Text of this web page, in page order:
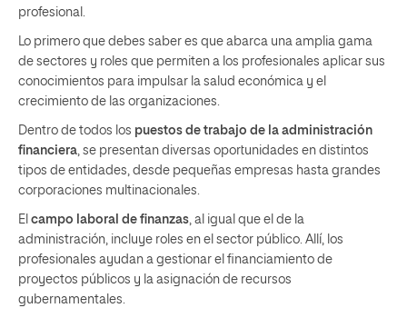
profesional.
Lo primero que debes saber es que abarca una amplia gama
de sectores y roles que permiten a los profesionales aplicar sus
conocimientos para impulsar la salud económica y el
crecimiento de las organizaciones.
Dentro de todos los puestos de trabajo de la administración
financiera , se presentan diversas oportunidades en distintos
tipos de entidades, desde pequeñas empresas hasta grandes
corporaciones multinacionales.
El campo laboral de finanzas , al igual que el de la
administración, incluye roles en el sector público. Allí, los
profesionales ayudan a gestionar el financiamiento de
proyectos públicos y la asignación de recursos
gubernamentales.